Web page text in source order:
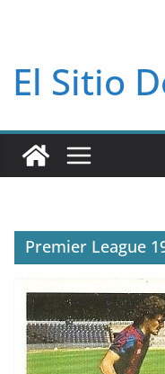
El Sitio
Premier League